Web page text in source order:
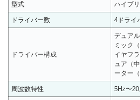
型式 ハイブ
ドライバー数 4ドライ
ドライバー構成
デュア
ミック
イヤフ
ュア（
ーター
周波数特性 5Hz〜